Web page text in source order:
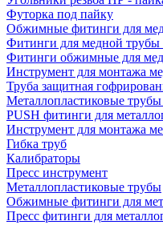
Футорка под пайку
Обжимные фитинги для
Фитинги для медной
Фитинги обжимные для
Инструмент для монтажа
Труба защитная
Металлопластиковые
PUSH фитинги для
Инструмент для монтажа
Гибка труб
Калибраторы
Пресс инструмент
Металлопластиковые трубы
Обжимные фитинги для
Пресс фитинги для